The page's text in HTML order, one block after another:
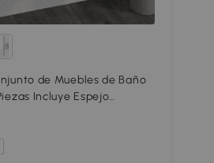
de Muebles de Baño
Incluye Espejo
Cerámico y
de Baño Gris